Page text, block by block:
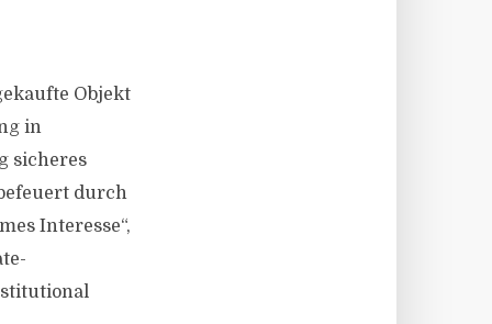
Objekt
in
sicheres
durch
Interesse“,